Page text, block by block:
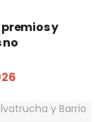
y
no